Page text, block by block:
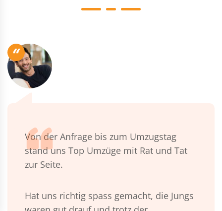
“
Von der Anfrage bis zum Umzugstag
stand uns Top Umzüge mit Rat und Tat
zur Seite.
Hat uns richtig spass gemacht, die Jungs